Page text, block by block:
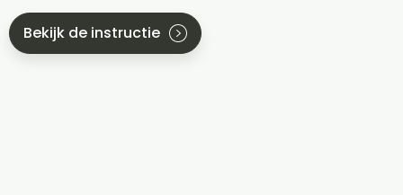
Bekijk de instructie